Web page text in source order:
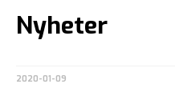
Nyheter
2020-01-09